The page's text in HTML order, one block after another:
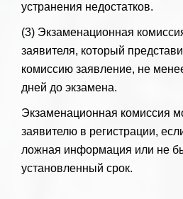
устранения недостатков.
(3) Экзаменационная
заявителя, который
комиссию заявление, не
дней до экзамена.
Экзаменационная комиссия
заявителю в регистрации,
ложная информация или не
установленный срок.